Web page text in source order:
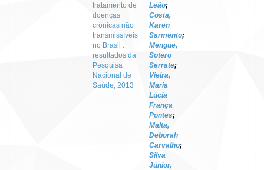
tratamento de
doenças
crônicas não
transmissíveis
no Brasil :
resultados da
Pesquisa
Nacional de
Saúde, 2013
Leão;
Costa,
Karen
Sarmento;
Mengue,
Sotero
Serrate;
Vieira,
Maria
Lúcia
França
Pontes;
Malta,
Deborah
Carvalho;
Silva
Júnior,